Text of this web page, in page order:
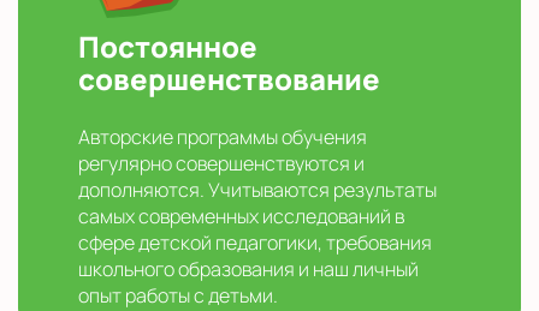
Постоянное
совершенствование
Авторские программы обучения
регулярно совершенствуются и
дополняются. Учитываются результаты
самых современных исследований в
сфере детской педагогики, требования
школьного образования и наш личный
опыт работы с детьми.